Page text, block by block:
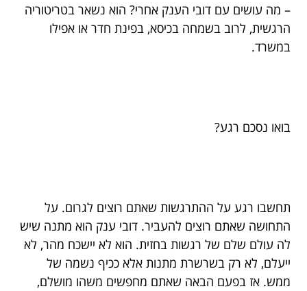
– מה עושים עם דובי הענק אחרי? הוא נשאר בטריטוריה
הרגשית, לרוב בשמחה בכיסא, בפינת חדר או אפילו
במשרד.
בואו נסכם רגע?
תחשבו רגע על ההתרגשות שאתם רוצים לגרום. על
התחושה שאתם רוצים להעביר. דובי ענק הוא מתנה שיש
לה עולם שלם של רגשות בחזית. הוא לא יישכח מהר, לא
ייעלם, לא רק בשרשרת מתנות אלא ככיף נשמה של
ממש. אז בפעם הבאה שאתם מחפשים משהו מושלם,